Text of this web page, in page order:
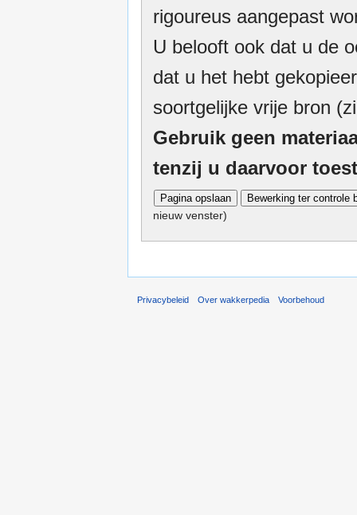
rigoureus aangepast
U belooft ook dat u de
dat u het hebt
soortgelijke vrije bron
Gebruik geen
tenzij u daarvoor
nieuw venster)
Privacybeleid Over wakkerpedia Voorbehoud